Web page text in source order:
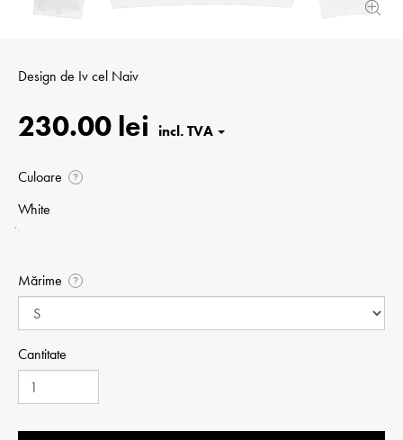
Design de Iv cel Naiv
230.00 lei
Culoare ?
White
Mărime ?
Cantitate